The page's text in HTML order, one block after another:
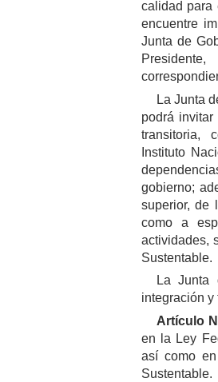
calidad para
encuentre
Junta de
La Junta
podrá
transitoria,
Instituto
gobierno;
superior, de
como a
actividades,
Sustentable.
La Junta
integración y
Artículo
en la Ley
así como
Sustentable.